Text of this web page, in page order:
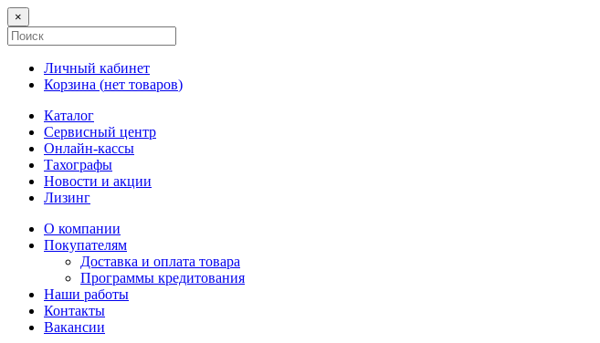
×
Личный кабинет
Корзина (нет товаров)
Каталог
Сервисный центр
Онлайн-кассы
Тахографы
Новости и акции
Лизинг
О компании
Покупателям
Доставка и оплата товара
Программы кредитования
Наши работы
Контакты
Вакансии